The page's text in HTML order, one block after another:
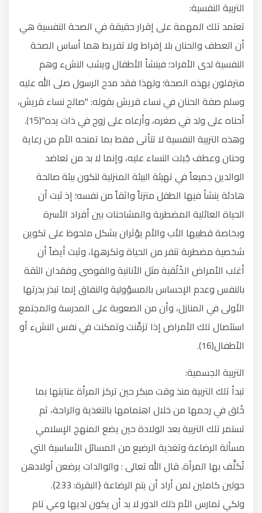
التربية النفسية:
تعتمد تلك المهمة على إقرار حقيقة في الصحة النفسية هي
أن العطف والحنان بلا إفراط ولا تفريط هما أساس الصحة
النفسية لدى الأفراد؛ فينشأ الأطفال ويشب النشء وهم
مترفلون بهذه الصحة؛ ولهذا فقد مدح الرسول صلى الله عليه
وسلم صفة الحنان في نساء قريش بقوله: "صالح نساء قريش،
أحناه على ولد في صغره، وأرعاه على زوج في ذات يده"(15).
وهذه التربية النفسية لا تتأتى فقط بما تمنحه الأم من رعاية
وحنان وعطف جُبلت النساء عليه، وإنما لا بد من تعاضد
الوالدين جميعاً في تهيئة البيئة المنزلية لتكون بيئة صالحة
هادئة ينشأ فيها الطفل متزناً واثقاً من نفسه؛ إذ ثبت أن
الحياة العائلية المضطربة والمشاحنات بين أفراد الأسرة
وبخاصة قطبيها الأب والأم يؤثران بشكل ملحوظ على تكوين
شخصية مضطربة تنفر من الحياة وتكرهها، وثبت أيضاً أن
أغلب الأمراض الخُلُقية مثل الأنانية والفوضى وفقدان الثقة
بالنفس وعدم الإحساس بالمسؤولية والنفاق إنما تبذر بذرتها
الأولى في المنازل، وأن من الصعوبة على المدرسة والمجتمع
استئصال تلك الأمراض إذا تزمَّنت وتمكنت في نفس النشء أو
الأطفال(16).
التربية الجسمية:
تبدأ تلك التربية منذ وقت مبكر حين تركز المرأة عنايتها بما
خُلق في رحمها من خلال اهتمامها بالتغذية والراحة، ثم
تستمر تلك التربية بعد الولادة حين يضع المنهج الإسلامي
مسألة الرضاعة وتغذية الرضيع من المسائل الأساسية التي
تُكلَّف بها المرأة. قال الله تعالى : والوالدات يرضعن أولادهن
حولين كاملين لمن أراد أن يتم الرضاعة {البقرة: 233}.
ولكي تمارس الأم ذلك الدور لا بد أن يكون لديها وعي تام